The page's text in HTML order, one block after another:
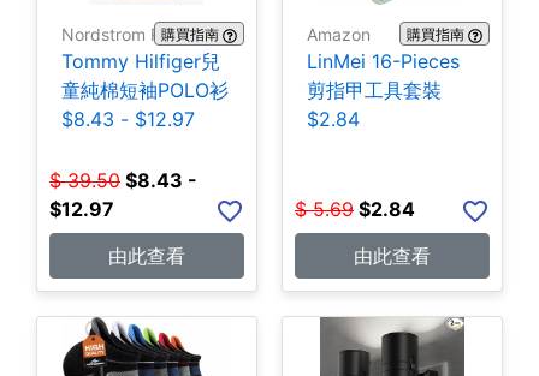
Nordstrom Rack購買指南
Tommy Hilfiger兒
童純棉短袖POLO衫
$8.43 - $12.97
$ 39.50 $8.43 -
$12.97
由此查看
Amazon 購買指南
LinMei 16-Pieces
剪指甲工具套裝
$2.84
$ 5.69 $2.84
由此查看